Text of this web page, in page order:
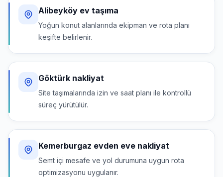
Alibeyköy ev taşıma
Yoğun konut alanlarında ekipman ve rota planı
keşifte belirlenir.
Göktürk nakliyat
Site taşımalarında izin ve saat planı ile kontrollü
süreç yürütülür.
Kemerburgaz evden eve nakliyat
Semt içi mesafe ve yol durumuna uygun rota
optimizasyonu uygulanır.